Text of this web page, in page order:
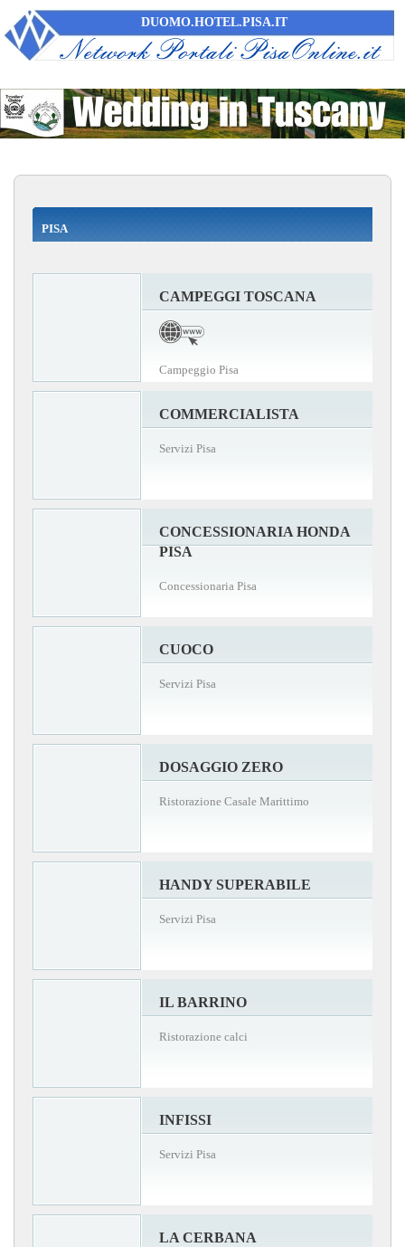
DUOMO.HOTEL.PISA.IT
PISA
CAMPEGGI TOSCANA
Campeggio Pisa
COMMERCIALISTA
Servizi Pisa
CONCESSIONARIA HONDA
PISA
Concessionaria Pisa
CUOCO
Servizi Pisa
DOSAGGIO ZERO
Ristorazione Casale Marittimo
HANDY SUPERABILE
Servizi Pisa
IL BARRINO
Ristorazione calci
INFISSI
Servizi Pisa
LA CERBANA